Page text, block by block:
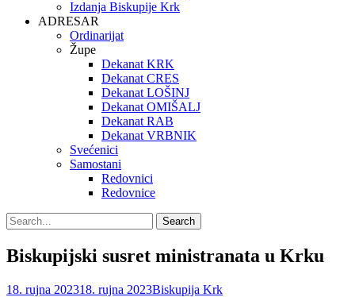
Izdanja Biskupije Krk
ADRESAR
Ordinarijat
Župe
Dekanat KRK
Dekanat CRES
Dekanat LOŠINJ
Dekanat OMIŠALJ
Dekanat RAB
Dekanat VRBNIK
Svećenici
Samostani
Redovnici
Redovnice
Search
Search
for:
Biskupijski susret ministranata u Krku
Posted
18. rujna 202318. rujna 2023Author
Biskupija Krk